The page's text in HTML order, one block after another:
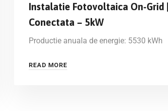
Instalatie Fotovoltaica On-Grid |
Conectata – 5kW
Productie anuala de energie: 5530 kWh
READ MORE